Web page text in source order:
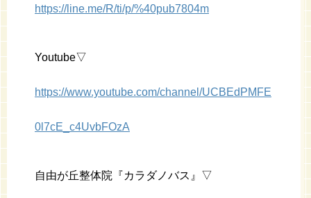
https://line.me/R/ti/p/%40pub7804m
Youtube▽
https://www.youtube.com/channel/UCBEdPMFE
0l7cE_c4UvbFOzA
自由が丘整体院『カラダノバス』▽